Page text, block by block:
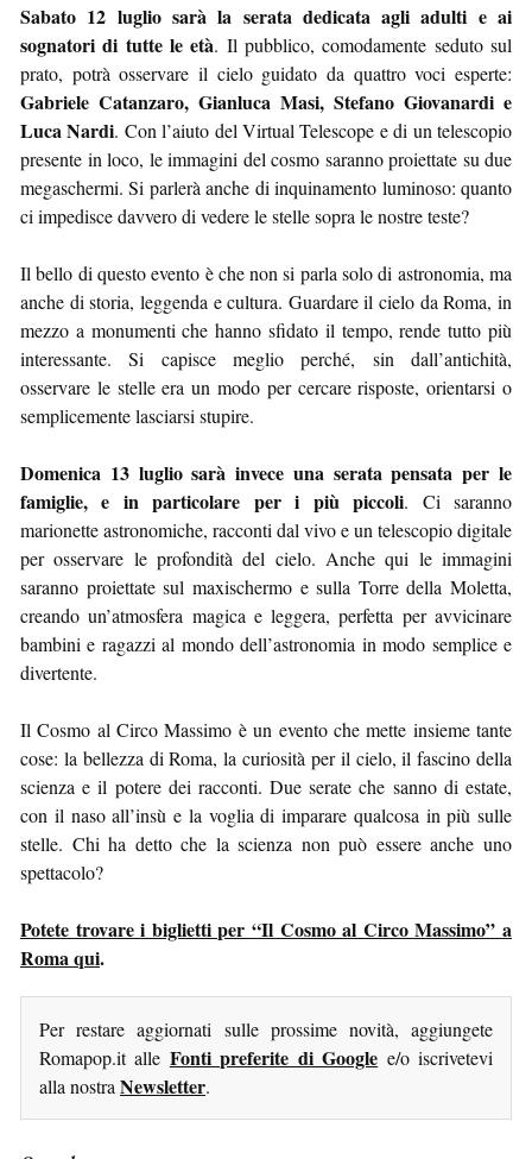
Sabato 12 luglio sarà la serata dedicata agli adulti e ai
sognatori di tutte le età. Il pubblico, comodamente seduto sul
prato, potrà osservare il cielo guidato da quattro voci esperte:
Gabriele Catanzaro, Gianluca Masi, Stefano Giovanardi e
Luca Nardi. Con l’aiuto del Virtual Telescope e di un telescopio
presente in loco, le immagini del cosmo saranno proiettate su due
megaschermi. Si parlerà anche di inquinamento luminoso: quanto
ci impedisce davvero di vedere le stelle sopra le nostre teste?
Il bello di questo evento è che non si parla solo di astronomia, ma
anche di storia, leggenda e cultura. Guardare il cielo da Roma, in
mezzo a monumenti che hanno sfidato il tempo, rende tutto più
interessante. Si capisce meglio perché, sin dall’antichità,
osservare le stelle era un modo per cercare risposte, orientarsi o
semplicemente lasciarsi stupire.
Domenica 13 luglio sarà invece una serata pensata per le
famiglie, e in particolare per i più piccoli. Ci saranno
marionette astronomiche, racconti dal vivo e un telescopio digitale
per osservare le profondità del cielo. Anche qui le immagini
saranno proiettate sul maxischermo e sulla Torre della Moletta,
creando un’atmosfera magica e leggera, perfetta per avvicinare
bambini e ragazzi al mondo dell’astronomia in modo semplice e
divertente.
Il Cosmo al Circo Massimo è un evento che mette insieme tante
cose: la bellezza di Roma, la curiosità per il cielo, il fascino della
scienza e il potere dei racconti. Due serate che sanno di estate,
con il naso all’insù e la voglia di imparare qualcosa in più sulle
stelle. Chi ha detto che la scienza non può essere anche uno
spettacolo?
Potete trovare i biglietti per “Il Cosmo al Circo Massimo” a
Roma qui.
Per restare aggiornati sulle prossime novità, aggiungete
Romapop.it alle Fonti preferite di Google e/o iscrivetevi
alla nostra Newsletter.